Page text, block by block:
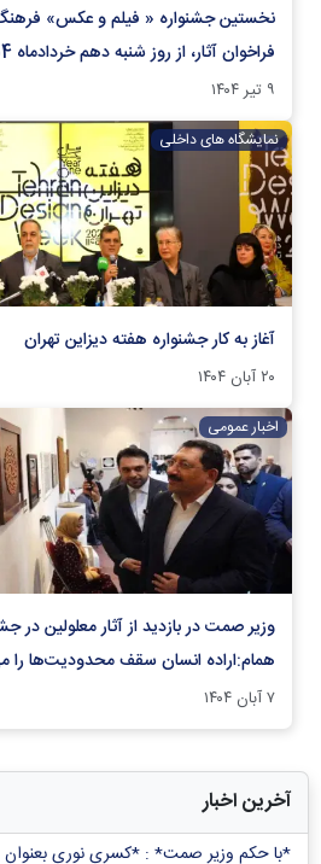
نخستین جشنواره « فیلم و عکس»
فراخوان آثار، از روز شنبه دهم خردادماه 1404 رسماً آغاز به کار کرد
۹ تیر ۱۴۰۴
نمایشگاه های داخلی
آغاز به کار جشنواره هفته دیزاین تهران
۲۰ آبان ۱۴۰۴
اخبار عمومی
وزیر صمت در بازدید از آثار معلولین در
همام:اراده انسان سقف محدودیت‌ها را
۷ آبان ۱۴۰۴
آخرین اخبار
*با حکم وزیر صمت* : *کسری نوری بعنوان